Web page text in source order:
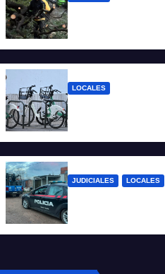
LOCALES
JUDICIALES LOCALES